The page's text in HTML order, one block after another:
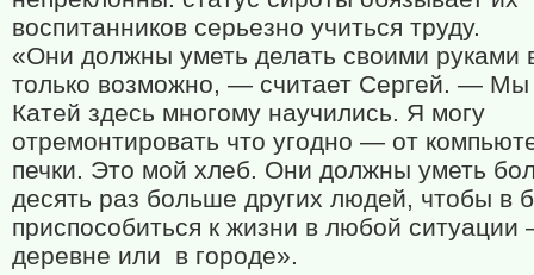
воспитанников серьезно учиться труду.
«Они должны уметь делать своими руками
только возможно, — считает Сергей. — Мы
Катей здесь многому научились. Я могу
отремонтировать что угодно — от
печки. Это мой хлеб. Они должны уметь
десять раз больше других людей, чтобы в
приспособиться к жизни в любой ситуации
деревне или
в городе».